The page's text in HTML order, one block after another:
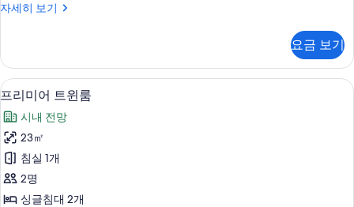
사
모
두
보
기
자세히 보기
프
더
블
룸
세
히
보
기
요금 보기
프
리
미
어
트
윈
고급 침구, 객실 내 금고, 암막 커튼, 방
7
프리미어 트윈룸
시내 전망
23㎡
침실 1개
2명
싱글침대 2개